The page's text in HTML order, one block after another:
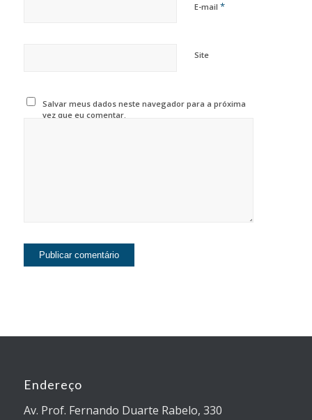
E-mail *
Site
Salvar meus dados neste navegador para a próxima
vez que eu comentar.
Endereço
Av. Prof. Fernando Duarte Rabelo, 330